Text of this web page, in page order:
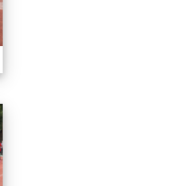
1091024運動會